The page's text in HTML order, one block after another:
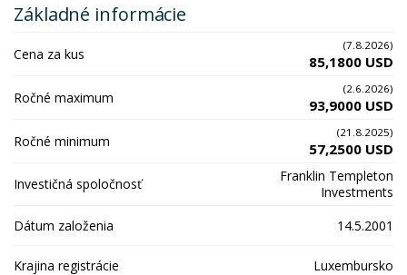
Základné informácie
Cena za kus (7.8.2026)
85,1800 USD
Ročné maximum (2.6.2026)
93,9000 USD
Ročné minimum (21.8.2025)
57,2500 USD
Investičná spoločnosť
Franklin Templeton
Investments
Dátum založenia
14.5.2001
Krajina registrácie Luxembursko